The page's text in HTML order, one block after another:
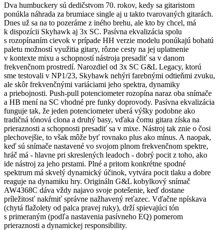
Dva humbuckery sú dedičstvom 70. rokov, kedy sa gitaristom
ponúkla náhrada za brumiace single aj u takto tvarovaných gitarách.
Dnes už sa na to pozeráme z iného brehu, ale kto by chcel, má
k dispozícii Skyhawk aj 3x SC. Pasívna ekvalizácia spolu
s rozopínaním cievok v prípade HH verzie modelu ponúkajú bohatú
paletu možností využitia gitary, rôzne cesty na jej uplatnenie
v kontexte mixu a schopností nástroja presadiť sa v danom
frekvenčnom prostredí. Narozdiel od 3x SC G&L Legacy, ktorú
sme testovali v NP1/23, Skyhawk nehýri farebnými odtieňmi zvuku,
ale skôr frekvenčnými variáciami jeho spektra, dynamiky
a priebojnosti. Push-pull potenciometer rozopína naraz oba snímače
a HB mení na SC vhodné pre funky doprovody. Pasívna ekvalizácia
funguje tak, že jeden potenciometer uberá výšky podobne ako
tradičná tónová clona a druhý basy, vďaka čomu gitara získa na
prieraznosti a schopnosti presadiť sa v mixe. Nástroj tak znie o čosi
plechovejšie, to však môže byť rovnako plus ako mínus. A naopak,
keď sú snímače nastavené vo svojom plnom frekvenčnom spektre,
hráč má - hlavne pri skreslených leadoch - dobrý pocit z toho, ako
ide nástroj za jeho prstami. Plné a pritom konkrétne spodné
spektrum má skvelý dynamický účinok, vytvára pocit tlaku a dobre
reaguje na dynamiku hry. Origináln G&L kobylkový snímač
AW4368C dáva vždy najavo svoje potešenie, keď dostane
príležitosť nakŕmiť správne nažhavený reťazec. Vďačne npískava
(chytá flažolety od palca pravej ruky), drží spievajúci tón
s primeraným (podľa nastavenia pasívneho EQ) pomerom
prieraznosti a dynamickej responsibility.